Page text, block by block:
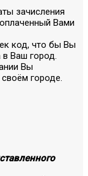
зачисления
Вами
код, что бы Вы
в Ваш город.
Вы
городе.